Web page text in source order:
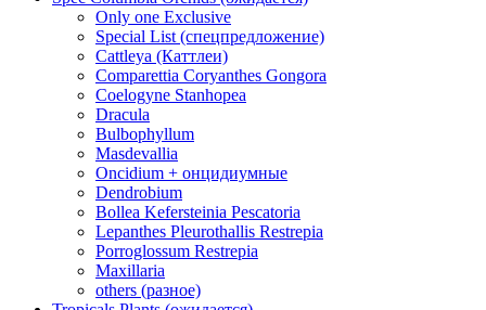
Only one Exclusive
Special List (спецпредложение)
Cattleya (Каттлеи)
Comparettia Coryanthes Gongora
Coelogyne Stanhopea
Dracula
Bulbophyllum
Masdevallia
Oncidium + онцидиумные
Dendrobium
Bollea Kefersteinia Pescatoria
Lepanthes Pleurothallis Restrepia
Porroglossum Restrepia
Maxillaria
others (разное)